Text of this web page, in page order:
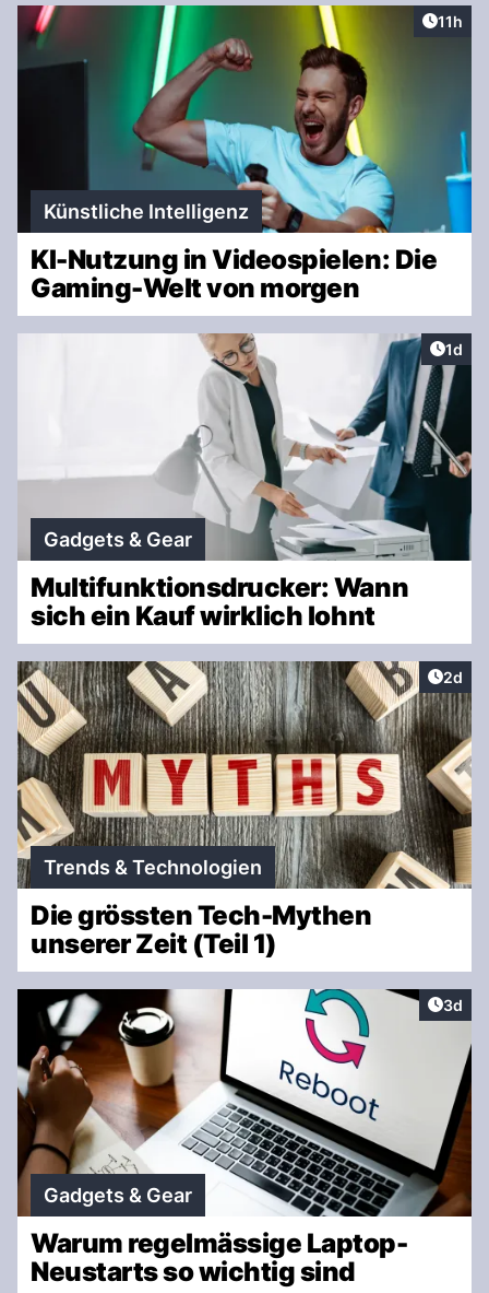
11h
Künstliche Intelligenz
KI-Nutzung in Videospielen: Die
Gaming-Welt von morgen
1d
Gadgets & Gear
Multifunktionsdrucker: Wann
sich ein Kauf wirklich lohnt
2d
Trends & Technologien
Die grössten Tech-Mythen
unserer Zeit (Teil 1)
3d
Gadgets & Gear
Warum regelmässige Laptop-
Neustarts so wichtig sind